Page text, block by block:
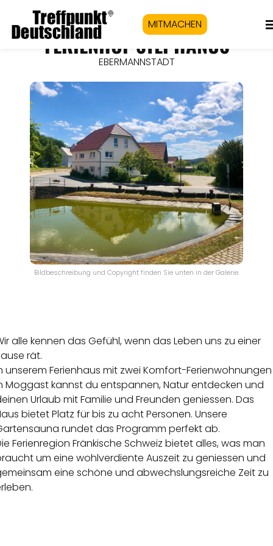
MITMACHEN
FERIENHOF STEPHANUS
EBERMANNSTADT
Bildbeschreibung und Copyright finden Sie unten in der Galerie.
alle kennen das Gefühl, wenn das Leben uns zu einer
rät.
unserem Ferienhaus mit zwei Komfort-Ferienwohnungen
Moggast kannst du entspannen, Natur entdecken und
Urlaub mit Familie und Freunden geniessen. Das
bietet Platz für bis zu acht Personen. Unsere
rundet das Programm perfekt ab.
Ferienregion Fränkische Schweiz bietet alles, was man
um eine wohlverdiente Auszeit zu geniessen und
eine schöne und abwechslungsreiche Zeit zu